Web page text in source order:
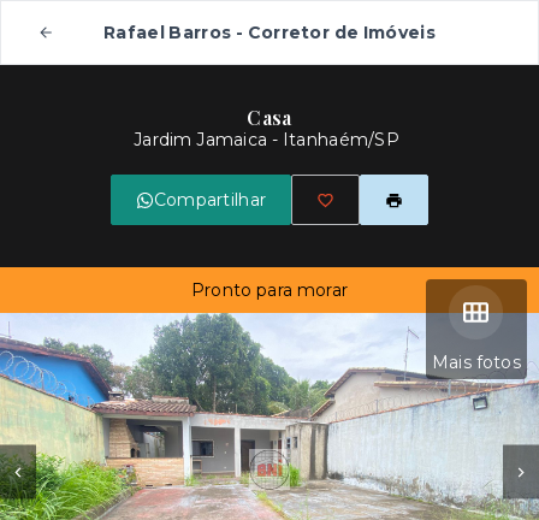
Rafael Barros - Corretor de Imóveis
Casa
Jardim Jamaica - Itanhaém/SP
Compartilhar
Mais fotos
Pronto para morar